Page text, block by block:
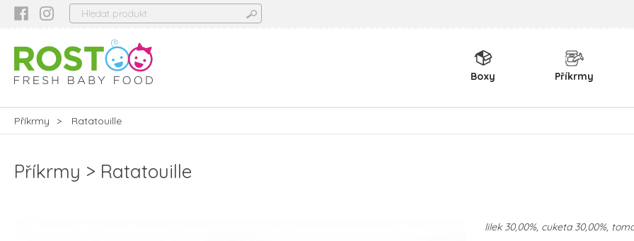
Boxy Příkrmy
Příkrmy Ratatouille
Příkrmy Ratatouille
lilek 30,00%, cuketa 30,00%,